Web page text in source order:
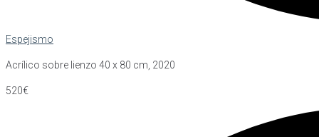
Espejismo
Acrílico sobre lienzo 40 x 80 cm, 2020
520€